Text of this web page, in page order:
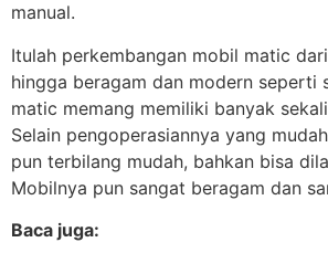
manual.
Itulah perkembangan mobil matic
hingga beragam dan modern seperti
matic memang memiliki banyak
Selain pengoperasiannya yang
pun terbilang mudah, bahkan bisa
Mobilnya pun sangat beragam dan
Baca juga: